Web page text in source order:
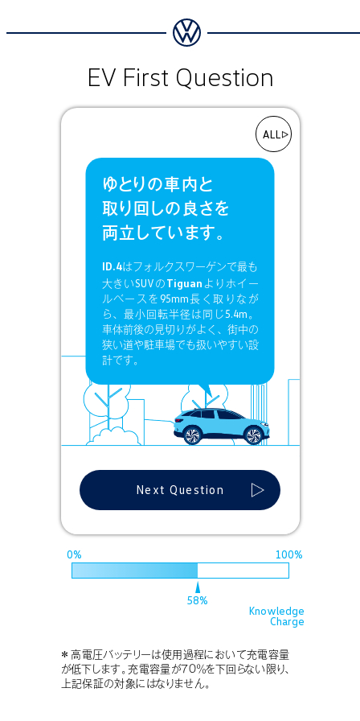
EV First Question
ゆとりの車内と
取り回しの良さを
両立しています。
ID.4はフォルクスワーゲンで最も
大きいSUVのTiguan よりホイー
ルベースを95mm長く取りなが
ら、最小回転半径は同じ5.4m。
車体前後の見切りがよく、街中の
狭い道や駐車場でも扱いやすい設
計です。
Next Question
ALL
58%
Knowledge
Charge
＊ 高電圧バッテリーは使用過程において充電容量
が低下します。充電容量が７０％を下回らない限り、
上記保証の対象にはなりません。